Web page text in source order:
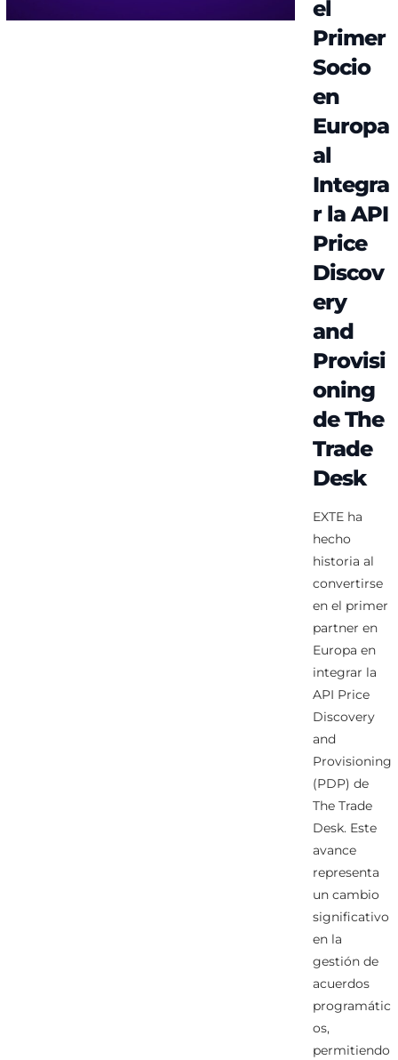
el
Primer
Socio
en
Europa
al
Integra
r la API
Price
Discov
ery
and
Provisi
oning
de The
Trade
Desk
EXTE ha
hecho
historia al
convertirse
en el primer
partner en
Europa en
integrar la
API Price
Discovery
and
Provisioning
(PDP) de
The Trade
Desk. Este
avance
representa
un cambio
significativo
en la
gestión de
acuerdos
programátic
os,
permitiendo